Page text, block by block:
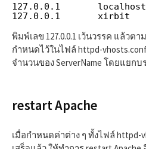
127.0.0.1       localhost
127.0.0.1       xirbit
พิมพ์เลข 127.0.0.1 เว้นวรรค แล้วตา
กำหนดไว้ในไฟล์ httpd-
จำนวนของ ServerName โดยแยก
restart Apache
เมื่อกำหนดค่าต่าง ๆ ทั้งไฟล์ httpd-